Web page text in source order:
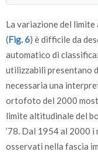
La variazione del
(Fig. 6) è difficile da
automatico di
utilizzabili presentano
necessaria una
ortofoto del 2000
limite altitudinale del
’78. Dal 1954 al 2000
osservati nella fascia